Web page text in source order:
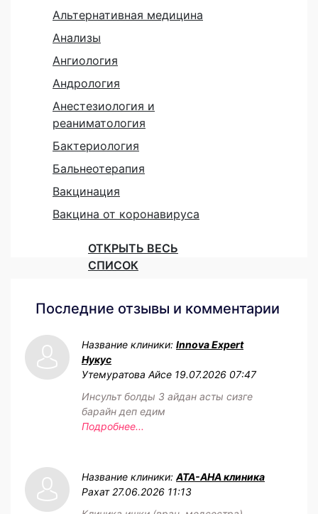
Альтернативная медицина
Анализы
Ангиология
Андрология
Анестезиология и
реаниматология
Бактериология
Бальнеотерапия
Вакцинация
Вакцина от коронавируса
ОТКРЫТЬ ВЕСЬ
СПИСОК
Последние отзывы и комментарии
Название клиники: Innova Expert
Нукус
Утемуратова Айсе 19.07.2026 07:47
Инсульт болды 3 айдан асты сизге
барайн деп едим
Подробнее...
Название клиники: АТА-АНА клиника
Рахат 27.06.2026 11:13